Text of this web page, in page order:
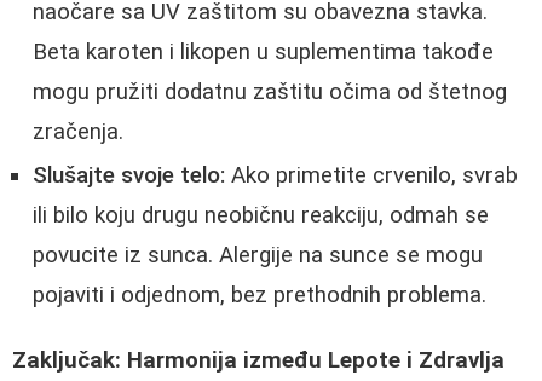
naočare sa UV zaštitom su obavezna stavka.
Beta karoten i likopen u suplementima takođe
mogu pružiti dodatnu zaštitu očima od štetnog
zračenja.
Slušajte svoje telo: Ako primetite crvenilo, svrab
ili bilo koju drugu neobičnu reakciju, odmah se
povucite iz sunca. Alergije na sunce se mogu
pojaviti i odjednom, bez prethodnih problema.
Zaključak: Harmonija između Lepote i Zdravlja